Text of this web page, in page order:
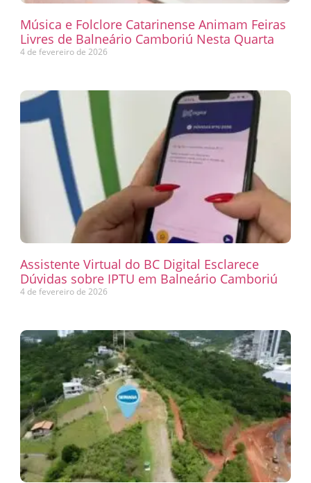
Música e Folclore Catarinense Animam Feiras
Livres de Balneário Camboriú Nesta Quarta
4 de fevereiro de 2026
Assistente Virtual do BC Digital Esclarece
Dúvidas sobre IPTU em Balneário Camboriú
4 de fevereiro de 2026